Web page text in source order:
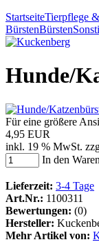
StartseiteTierpflege
BürstenBürsten
Hunde/
Für eine größere
4,95 EUR
inkl. 19 % MwSt.
In den
Lieferzeit: 3-4 Tage
Art.Nr.: 1100311
Bewertungen: (0)
Hersteller:
Mehr Artikel von: